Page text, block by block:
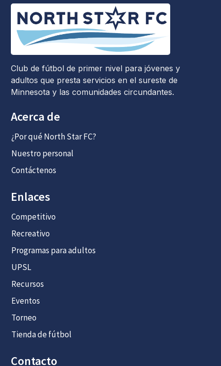
Club de fútbol de primer nivel para jóvenes y
adultos que presta servicios en el sureste de
Minnesota y las comunidades circundantes.
Acerca de
¿Por qué North Star FC?
Nuestro personal
Contáctenos
Enlaces
Competitivo
Recreativo
Programas para adultos
UPSL
Recursos
Eventos
Torneo
Tienda de fútbol
Contacto